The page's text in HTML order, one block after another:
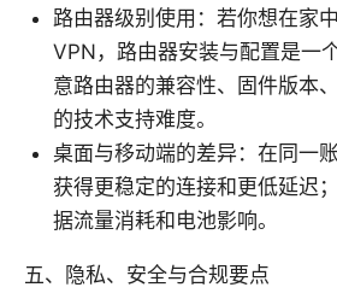
路由器级别使用：若你想在家
VPN，路由器安装与配置是一
意路由器的兼容性、固件版本
的技术支持难度。
桌面与移动端的差异：在同一
获得更稳定的连接和更低延迟
据流量消耗和电池影响。
五、隐私、安全与合规要点